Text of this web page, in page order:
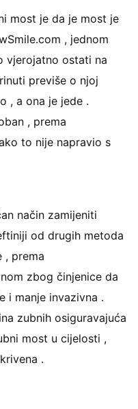
most je da je most je
, jednom
vjerojatno ostati na
previše o njoj
, a ona je jede .
, prema
to nije napravio s
način zamijeniti
od drugih metoda
, prema
zbog činjenice da
i manje invazivna .
zubnih osiguravajuća
most u cijelosti ,
.